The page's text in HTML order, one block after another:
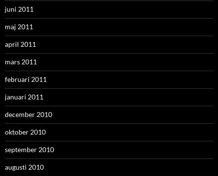
juni 2011
maj 2011
april 2011
mars 2011
februari 2011
januari 2011
december 2010
oktober 2010
september 2010
augusti 2010